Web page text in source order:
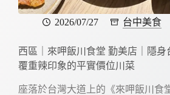
2026/07/27 台中美食
西區｜來呷飯川食堂 勤美店｜隱身
覆重辣印象的平實價位川菜
座落於台灣大道上的《來呷飯川食